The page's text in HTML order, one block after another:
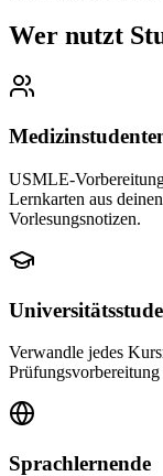
Wer nutzt
USMLE-
Lernkarten aus
Vorlesungsnotizen.
Verwandle jedes
Sprachlernende